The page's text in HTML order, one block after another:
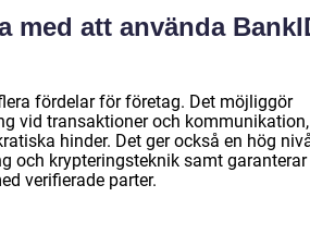
med att använda
fördelar för företag. Det möjliggör
vid transaktioner och kommunikation,
hinder. Det ger också en hög
och krypteringsteknik samt garanterar
verifierade parter.